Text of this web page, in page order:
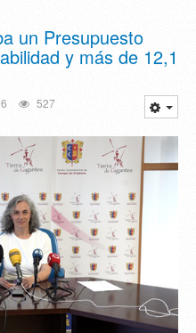
un Presupuesto
y más de 12,1
527